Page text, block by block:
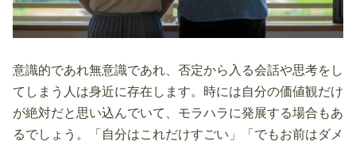
意識的であれ無意識であれ、否定から入る会話や思考をし
てしまう人は身近に存在します。時には自分の価値観だけ
が絶対だと思い込んでいて、モラハラに発展する場合もあ
るでしょう。「自分はこれだけすごい」「でもお前はダメ